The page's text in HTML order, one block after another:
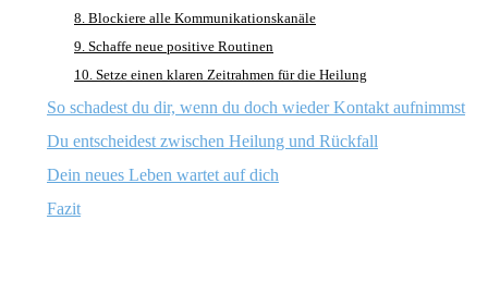
8. Blockiere alle Kommunikationskanäle
9. Schaffe neue positive Routinen
10. Setze einen klaren Zeitrahmen für die Heilung
So schadest du dir, wenn du doch wieder Kontakt aufnimmst
Du entscheidest zwischen Heilung und Rückfall
Dein neues Leben wartet auf dich
Fazit